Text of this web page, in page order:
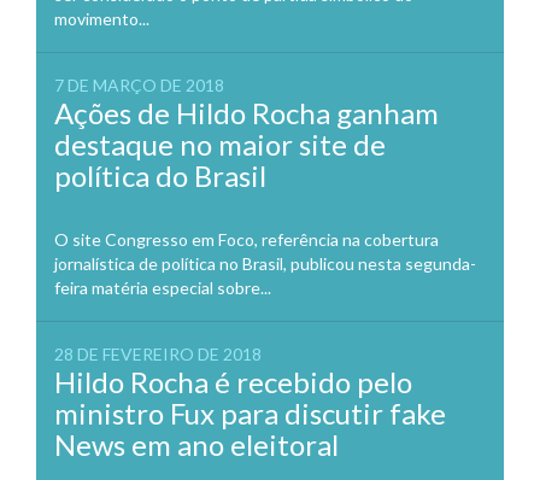
movimento...
7 DE MARÇO DE 2018
Ações de Hildo Rocha ganham
destaque no maior site de
política do Brasil
O site Congresso em Foco, referência na cobertura
jornalística de política no Brasil, publicou nesta segunda-
feira matéria especial sobre...
28 DE FEVEREIRO DE 2018
Hildo Rocha é recebido pelo
ministro Fux para discutir fake
News em ano eleitoral